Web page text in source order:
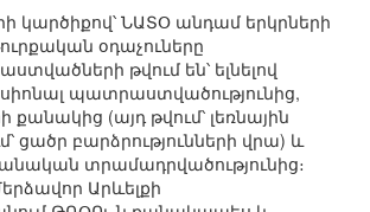
կարծիքով՝ ՆԱՏՕ անդամ երկրների
օդաչուները
թվում են՝ ելնելով
պատրաստվածությունից,
քանակից (այդ թվում՝ լեռնային
ցածր բարձրությունների վրա) և
տրամադրվածությունից։
Արևելքի